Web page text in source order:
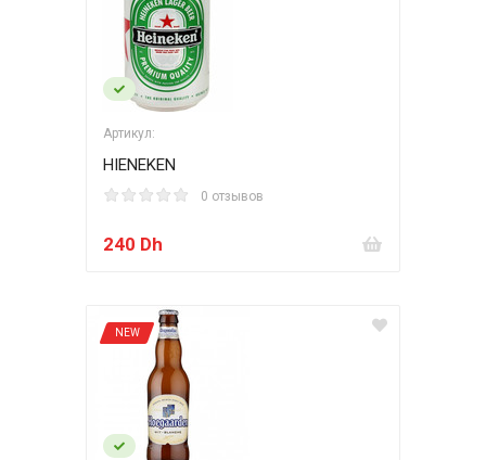
Артикул:
HIENEKEN
0 отзывов
240 Dh
NEW